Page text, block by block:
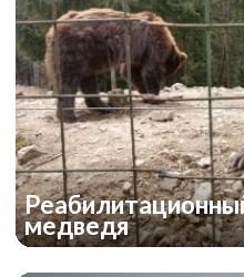
медведя